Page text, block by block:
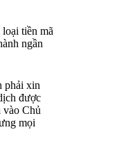
tiền mã
ngần
phải xin
được
vào Chủ
mọi